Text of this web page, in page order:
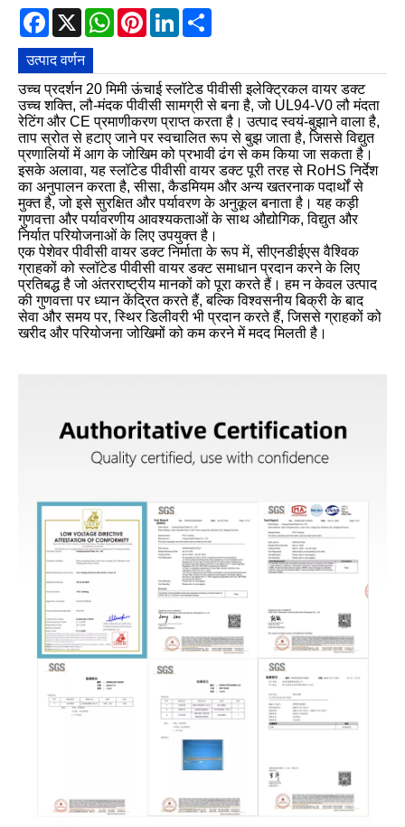
Facebook
X WhatsApp
PinterestLinkedIn
उत्पाद वर्णन
उच्च प्रदर्शन 20 मिमी ऊंचाई स्लॉटेड पीवीसी इलेक्ट्रिकल वायर डक्ट
उच्च शक्ति, लौ-मंदक पीवीसी सामग्री से बना है, जो UL94-V0 लौ मंदता
रेटिंग और CE प्रमाणीकरण प्राप्त करता है। उत्पाद स्वयं-बुझाने वाला है,
ताप स्रोत से हटाए जाने पर स्वचालित रूप से बुझ जाता है, जिससे विद्युत
प्रणालियों में आग के जोखिम को प्रभावी ढंग से कम किया जा सकता है।
इसके अलावा, यह स्लॉटेड पीवीसी वायर डक्ट पूरी तरह से RoHS निर्देश
का अनुपालन करता है, सीसा, कैडमियम और अन्य खतरनाक पदार्थों से
मुक्त है, जो इसे सुरक्षित और पर्यावरण के अनुकूल बनाता है। यह कड़ी
गुणवत्ता और पर्यावरणीय आवश्यकताओं के साथ औद्योगिक, विद्युत और
निर्यात परियोजनाओं के लिए उपयुक्त है।
एक पेशेवर पीवीसी वायर डक्ट निर्माता के रूप में, सीएनडीईएस वैश्विक
ग्राहकों को स्लॉटेड पीवीसी वायर डक्ट समाधान प्रदान करने के लिए
प्रतिबद्ध है जो अंतरराष्ट्रीय मानकों को पूरा करते हैं। हम न केवल उत्पाद
की गुणवत्ता पर ध्यान केंद्रित करते हैं, बल्कि विश्वसनीय बिक्री के बाद
सेवा और समय पर, स्थिर डिलीवरी भी प्रदान करते हैं, जिससे ग्राहकों को
खरीद और परियोजना जोखिमों को कम करने में मदद मिलती है।